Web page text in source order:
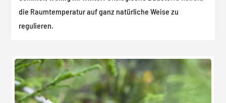
die Raumtemperatur auf ganz natürliche Weise zu
regulieren.